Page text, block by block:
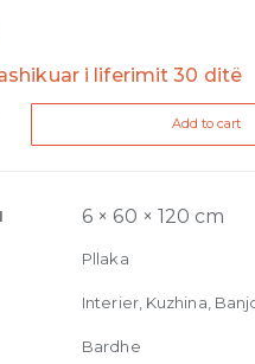
i liferimit 30 ditë
Add to cart
6 × 60 × 120 cm
Pllaka
Interier, Kuzhina,
Bardhe